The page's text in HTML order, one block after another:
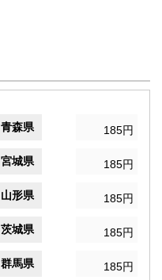
青森県 185円
宮城県 185円
山形県 185円
茨城県 185円
群馬県 185円